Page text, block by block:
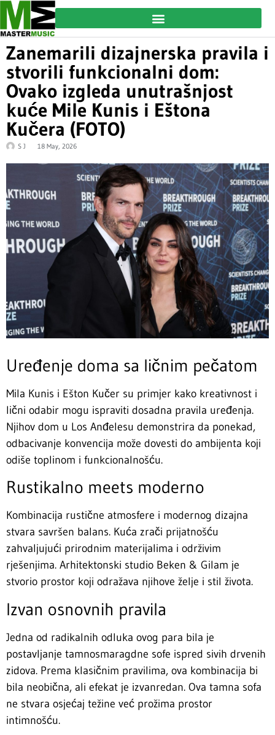
Zanemarili dizajnerska pravila i
stvorili funkcionalni dom:
Ovako izgleda unutrašnjost
kuće Mile Kunis i Eštona
Kučera (FOTO)
S J 18 May, 2026
Uređenje doma sa ličnim pečatom
Mila Kunis i Ešton Kučer su primjer kako kreativnost i
lični odabir mogu ispraviti dosadna pravila uređenja.
Njihov dom u Los Anđelesu demonstrira da ponekad,
odbacivanje konvencija može dovesti do ambijenta koji
odiše toplinom i funkcionalnošću.
Rustikalno meets moderno
Kombinacija rustične atmosfere i modernog dizajna
stvara savršen balans. Kuća zrači prijatnošću
zahvaljujući prirodnim materijalima i održivim
rješenjima. Arhitektonski studio Beken & Gilam je
stvorio prostor koji odražava njihove želje i stil života.
Izvan osnovnih pravila
Jedna od radikalnih odluka ovog para bila je
postavljanje tamnosmaragdne sofe ispred sivih drvenih
zidova. Prema klasičnim pravilima, ova kombinacija bi
bila neobična, ali efekat je izvanredan. Ova tamna sofa
ne stvara osjećaj težine već prožima prostor
intimnošću.